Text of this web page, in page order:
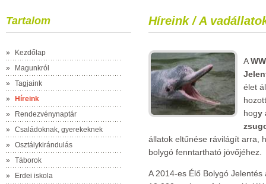
Tartalom
»
Kezdőlap
»
Magunkról
»
Tagjaink
»
Híreink
»
Rendezvénynaptár
»
Családoknak, gyerekeknek
»
Osztálykirándulás
»
Táborok
»
Erdei iskola
Híreink / A
A
élet
hogy
állatok eltűnése rávilágít arra,
bolygó fenntartható jövőjéhez.
A 2014-es Élő Bolygó